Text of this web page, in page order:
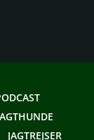
JAGTREJSER